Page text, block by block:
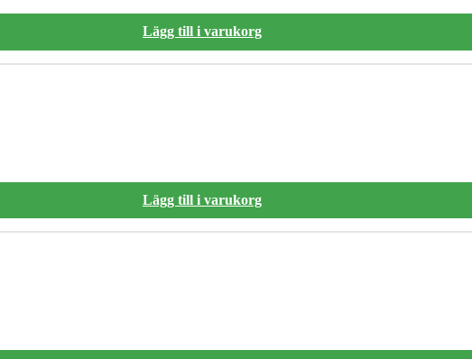
Lägg till i varukorg
Lägg till i varukorg